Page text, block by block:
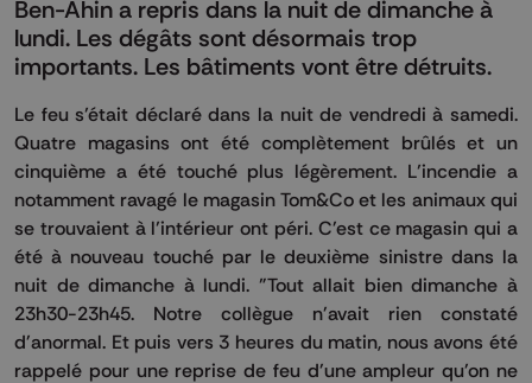
Ben-Ahin a repris dans la nuit de dimanche à
lundi. Les dégâts sont désormais trop
importants. Les bâtiments vont être détruits.
Le feu s’était déclaré dans la nuit de vendredi à samedi.
Quatre magasins ont été complètement brûlés et un
cinquième a été touché plus légèrement. L’incendie a
notamment ravagé le magasin Tom&Co et les animaux qui
se trouvaient à l’intérieur ont péri. C'est ce magasin qui a
été à nouveau touché par le deuxième sinistre dans la
nuit de dimanche à lundi. "Tout allait bien dimanche à
23h30-23h45. Notre collègue n'avait rien constaté
d'anormal. Et puis vers 3 heures du matin, nous avons été
rappelé pour une reprise de feu d'une ampleur qu'on ne